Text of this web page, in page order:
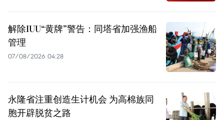
解除IUU“黄牌”警告：同塔省加强渔船
管理
07/08/2026 04:28
永隆省注重创造生计机会 为高棉族同
胞开辟脱贫之路